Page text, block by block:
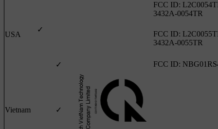
USA
✓
FCC ID:
3432A-0054TR
FCC ID:
3432A-0055TR
✓ FCC ID:
Vietnam ✓